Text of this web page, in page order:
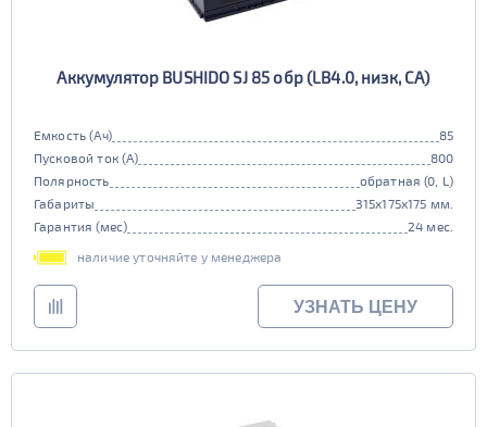
Аккумулятор BUSHIDO SJ 85 обр (LB4.0, низк, CA)
Емкость (Ач)
85
Пусковой ток (А)
800
Полярность
обратная (0, L)
Габариты
315x175x175 мм.
Гарантия (мес)
24 мес.
наличие уточняйте у менеджера
УЗНАТЬ ЦЕНУ